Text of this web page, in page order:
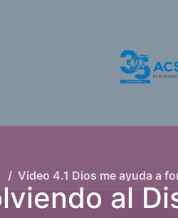
Video 4.1 Dios me ayuda a formar mi carácter